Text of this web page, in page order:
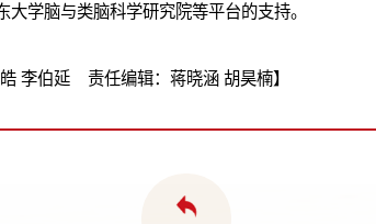
学脑与类脑科学研究院等平台的支持。
李伯延 责任编辑：蒋晓涵 胡昊楠】